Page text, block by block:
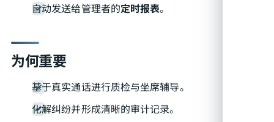
自动发送给管理者的定时报表。
为何重要
基于真实通话进行质检与坐席辅导。
化解纠纷并形成清晰的审计记录。